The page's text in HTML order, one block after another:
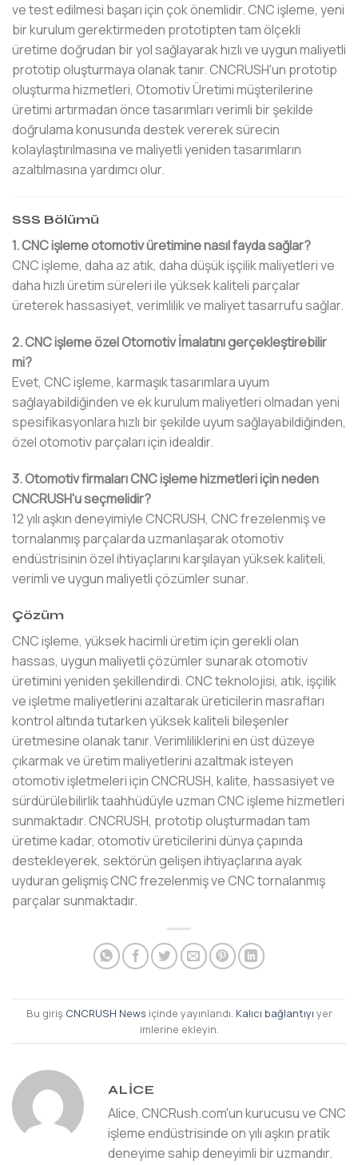
ve test edilmesi başarı için çok önemlidir. CNC işleme, yeni
bir kurulum gerektirmeden prototipten tam ölçekli
üretime doğrudan bir yol sağlayarak hızlı ve uygun maliyetli
prototip oluşturmaya olanak tanır. CNCRUSH'un prototip
oluşturma hizmetleri, Otomotiv Üretimi müşterilerine
üretimi artırmadan önce tasarımları verimli bir şekilde
doğrulama konusunda destek vererek sürecin
kolaylaştırılmasına ve maliyetli yeniden tasarımların
azaltılmasına yardımcı olur.
SSS Bölümü
1. CNC işleme otomotiv üretimine nasıl fayda sağlar?
CNC işleme, daha az atık, daha düşük işçilik maliyetleri ve
daha hızlı üretim süreleri ile yüksek kaliteli parçalar
üreterek hassasiyet, verimlilik ve maliyet tasarrufu sağlar.
2. CNC işleme özel Otomotiv İmalatını gerçekleştirebilir
mi?
Evet, CNC işleme, karmaşık tasarımlara uyum
sağlayabildiğinden ve ek kurulum maliyetleri olmadan yeni
spesifikasyonlara hızlı bir şekilde uyum sağlayabildiğinden,
özel otomotiv parçaları için idealdir.
3. Otomotiv firmaları CNC işleme hizmetleri için neden
CNCRUSH'u seçmelidir?
12 yılı aşkın deneyimiyle CNCRUSH, CNC frezelenmiş ve
tornalanmış parçalarda uzmanlaşarak otomotiv
endüstrisinin özel ihtiyaçlarını karşılayan yüksek kaliteli,
verimli ve uygun maliyetli çözümler sunar.
Çözüm
CNC işleme, yüksek hacimli üretim için gerekli olan
hassas, uygun maliyetli çözümler sunarak otomotiv
üretimini yeniden şekillendirdi. CNC teknolojisi, atık, işçilik
ve işletme maliyetlerini azaltarak üreticilerin masrafları
kontrol altında tutarken yüksek kaliteli bileşenler
üretmesine olanak tanır. Verimliliklerini en üst düzeye
çıkarmak ve üretim maliyetlerini azaltmak isteyen
otomotiv işletmeleri için CNCRUSH, kalite, hassasiyet ve
sürdürülebilirlik taahhüdüyle uzman CNC işleme hizmetleri
sunmaktadır. CNCRUSH, prototip oluşturmadan tam
üretime kadar, otomotiv üreticilerini dünya çapında
destekleyerek, sektörün gelişen ihtiyaçlarına ayak
uyduran gelişmiş CNC frezelenmiş ve CNC tornalanmış
parçalar sunmaktadır.
Bu giriş CNCRUSH News içinde yayınlandı. Kalıcı bağlantıyı yer
imlerine ekleyin.
ALICE
Alice, CNCRush.com'un kurucusu ve CNC
işleme endüstrisinde on yılı aşkın pratik
deneyime sahip deneyimli bir uzmandır.